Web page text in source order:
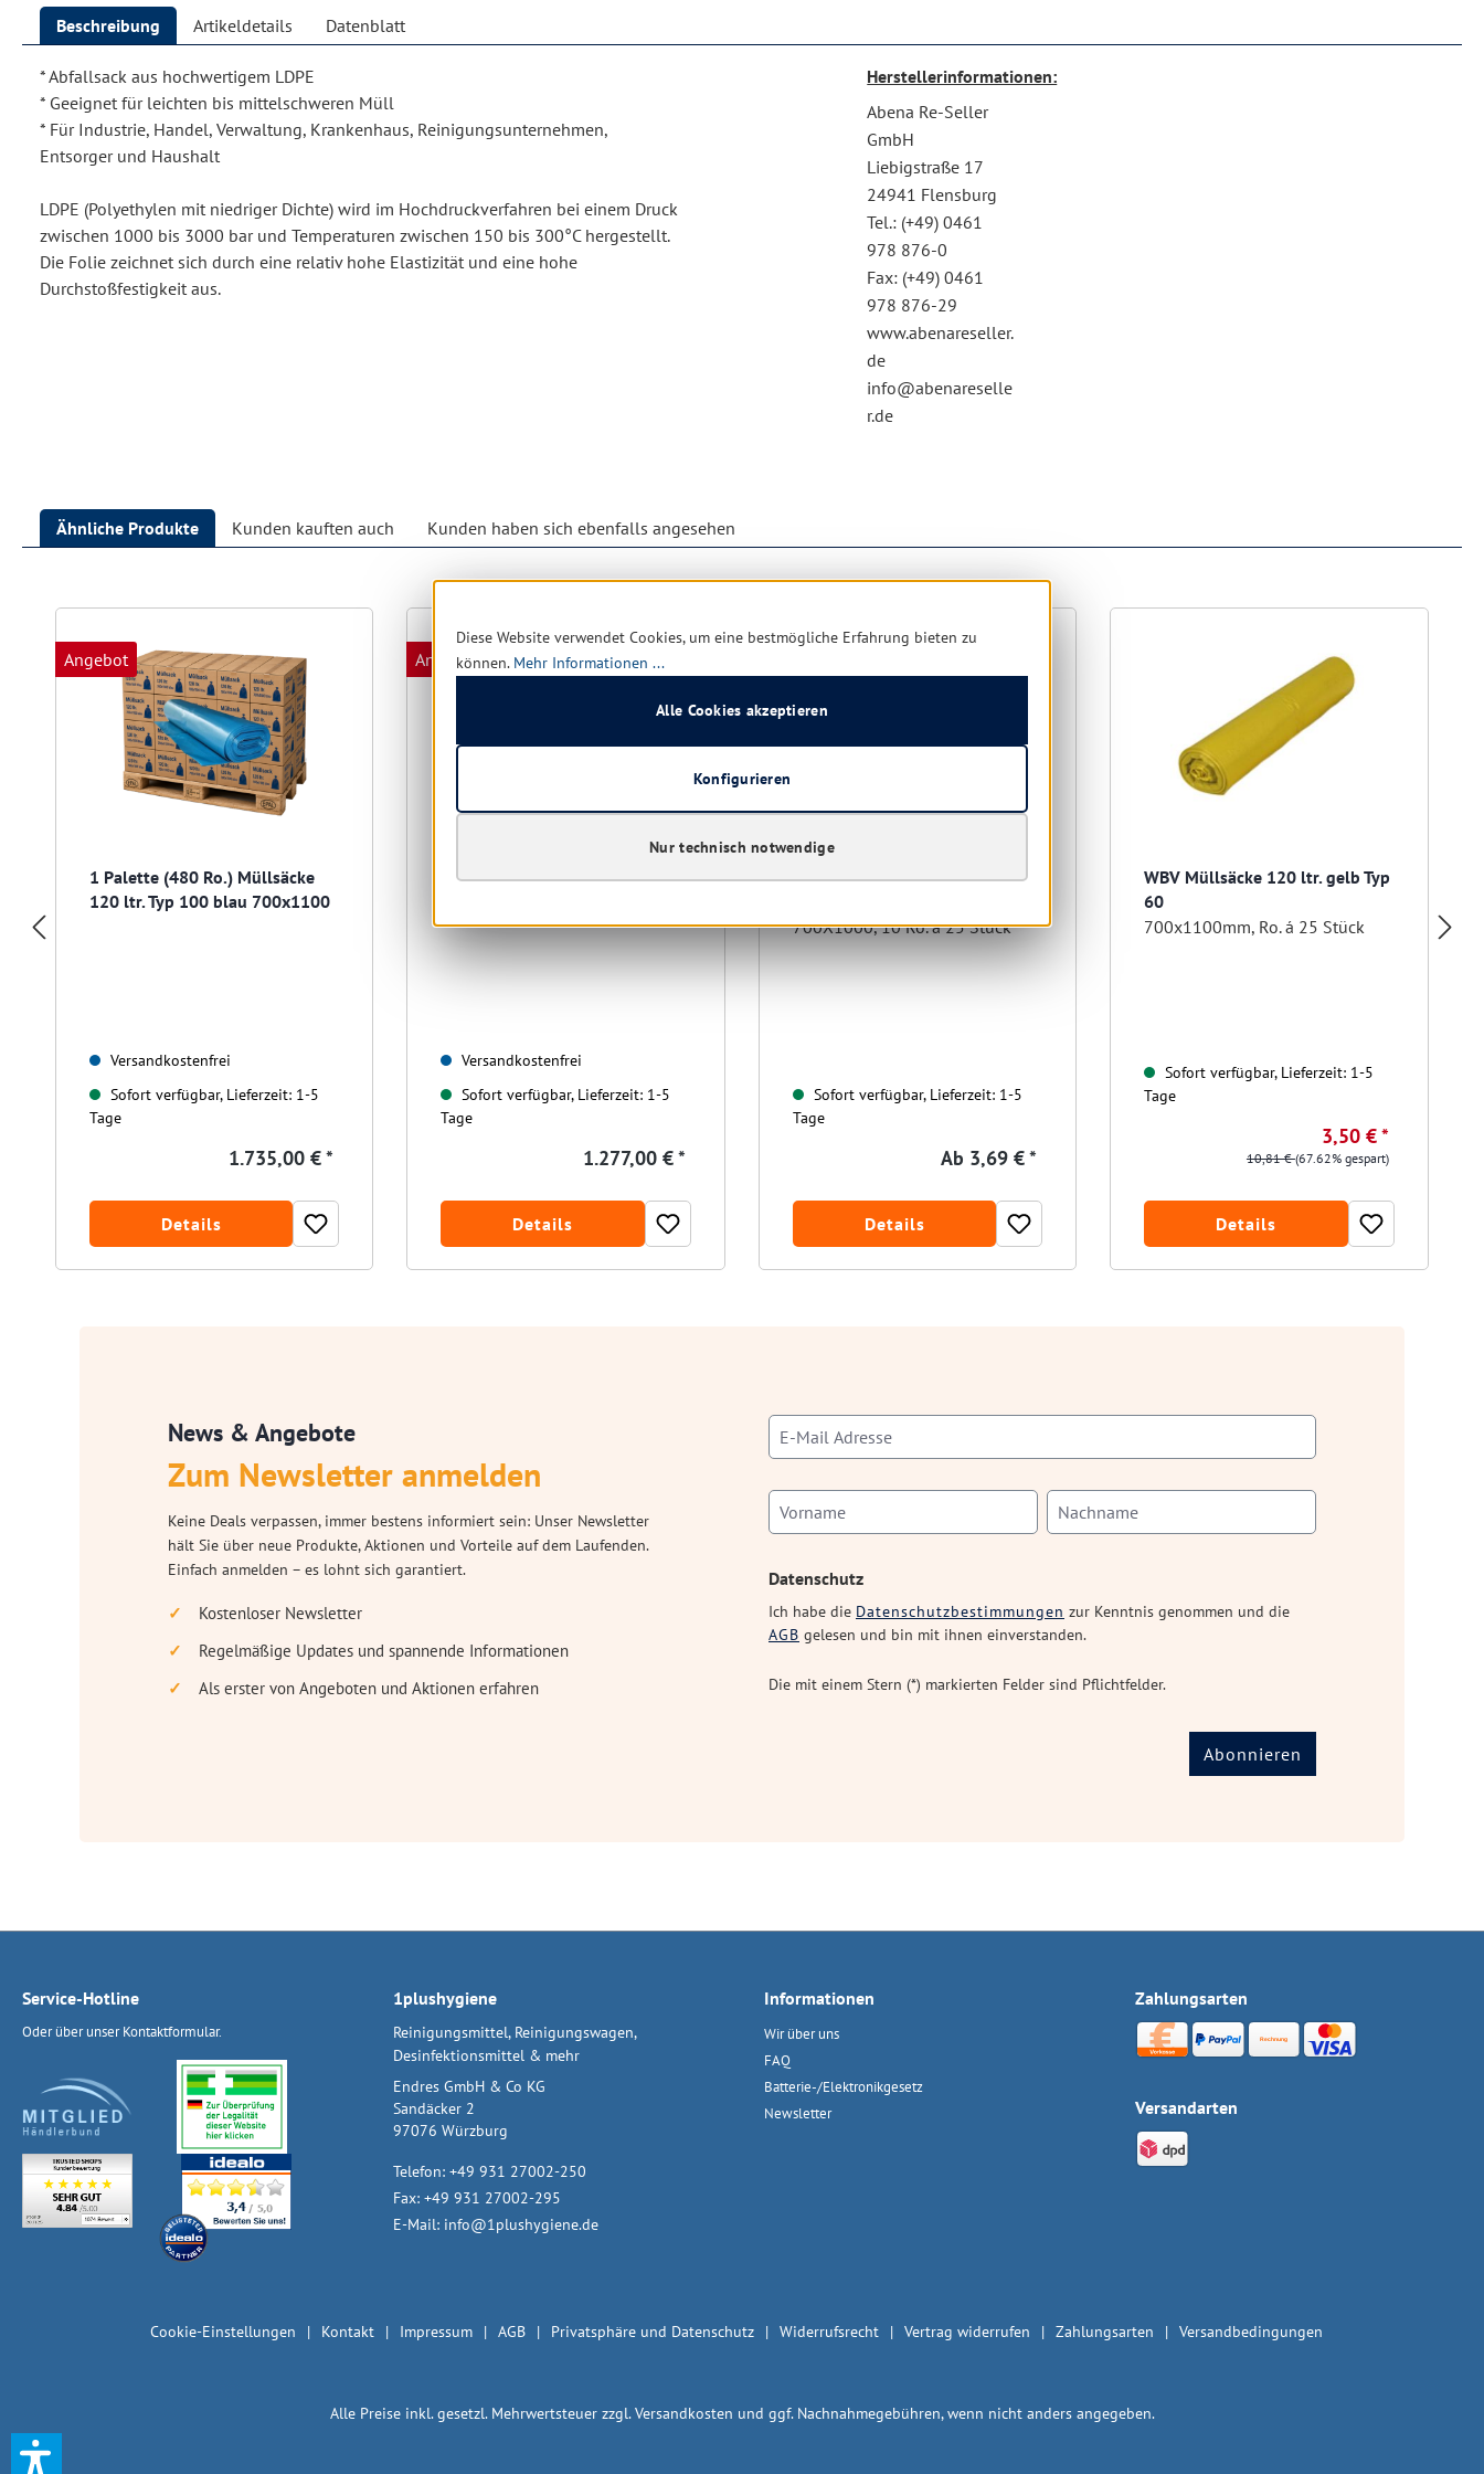
Beschreibung Artikeldetails Datenblatt
* Abfallsack aus hochwertigem LDPE
* Geeignet für leichten bis mittelschweren Müll
* Für Industrie, Handel, Verwaltung, Krankenhaus, Reinigungsunternehmen,
Entsorger und Haushalt
LDPE (Polyethylen mit niedriger Dichte) wird im Hochdruckverfahren bei einem Druck
zwischen 1000 bis 3000 bar und Temperaturen zwischen 150 bis 300°C hergestellt.
Die Folie zeichnet sich durch eine relativ hohe Elastizität und eine hohe
Durchstoßfestigkeit aus.
Herstellerinformationen:
Abena Re-Seller
GmbH
Liebigstraße 17
24941 Flensburg
Tel.: (+49) 0461
978 876-0
Fax: (+49) 0461
978 876-29
www.abenareseller.
de
info@abenareselle
r.de
Ähnliche Produkte Kunden kauften auch Kunden haben sich ebenfalls angesehen
Angebot
1 Palette (480 Ro.) Müllsäcke
120 ltr. Typ 100 blau 700x1100
Versandkostenfrei
Sofort verfügbar, Lieferzeit: 1-5
Tage
1.735,00 € *
Details
Angebot
1 Palette (540 Ro.) Müllsäcke
Versandkostenfrei
Sofort verfügbar, Lieferzeit: 1-5
Tage
1.277,00 € *
Details
WBV Müllsäcke 120 ltr. rot Typ
700X1000, 10 Ro. á 25 Stück
Sofort verfügbar, Lieferzeit: 1-5
Tage
Ab 3,69 € *
Details
WBV Müllsäcke 120 ltr. gelb Typ
60
700x1100mm, Ro. á 25 Stück
Sofort verfügbar, Lieferzeit: 1-5
Tage
3,50 € *
10,81 €(67.62% gespart)
Details
News & Angebote
Zum Newsletter anmelden
Keine Deals verpassen, immer bestens informiert sein: Unser Newsletter
hält Sie über neue Produkte, Aktionen und Vorteile auf dem Laufenden.
Einfach anmelden – es lohnt sich garantiert.
Kostenloser Newsletter
Regelmäßige Updates und spannende Informationen
Als erster von Angeboten und Aktionen erfahren
Datenschutz
Ich habe die Datenschutzbestimmungen zur Kenntnis genommen und die
AGB gelesen und bin mit ihnen einverstanden.
Die mit einem Stern (*) markierten Felder sind Pflichtfelder.
Abonnieren
Service-Hotline
Oder über unserKontaktformular.
1plushygiene
Reinigungsmittel, Reinigungswagen,
Desinfektionsmittel & mehr
Endres GmbH & Co KG
Sandäcker 2
97076 Würzburg
Telefon: +49 931 27002-250
Fax: +49 931 27002-295
E-Mail: info@1plushygiene.de
Informationen
Wir über uns
FAQ
Batterie-/Elektronikgesetz
Newsletter
Zahlungsarten
Versandarten
Cookie-Einstellungen Kontakt Impressum AGB Privatsphäre und Datenschutz Widerrufsrecht Vertrag widerrufen Zahlungsarten Versandbedingungen
Alle Preise inkl. gesetzl. Mehrwertsteuer zzgl.Versandkosten und ggf. Nachnahmegebühren, wenn nicht anders angegeben.
Diese Website verwendet Cookies, um eine bestmögliche Erfahrung bieten zu
können. Mehr Informationen ...
Nur technisch notwendige
Konfigurieren
Alle Cookies akzeptieren